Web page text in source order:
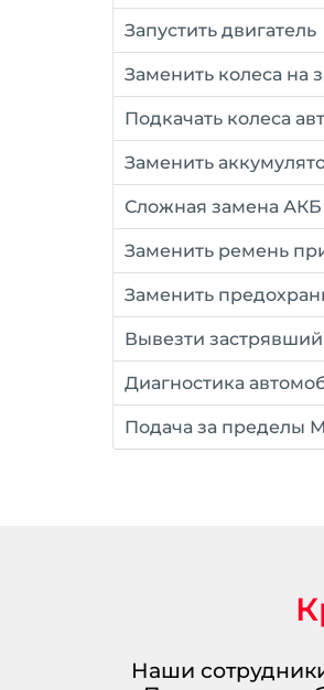
Запустить двигатель
Заменить колеса на
Подкачать колеса
Заменить
Сложная замена
Заменить ремень
Заменить
Вывезти
Диагностика
Подача за пределы
Наши